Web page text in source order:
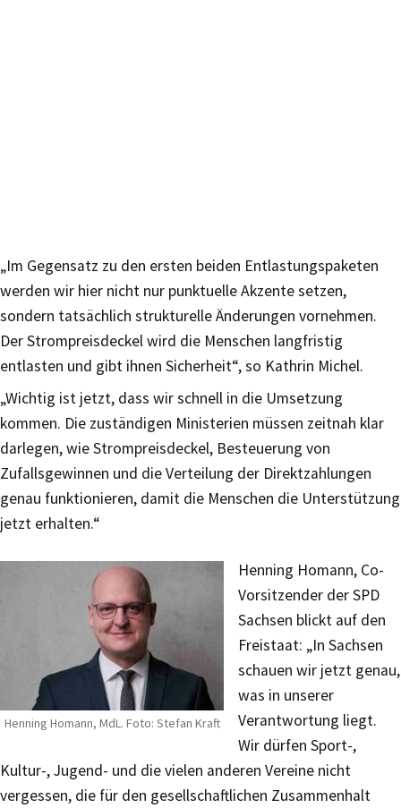
„Im Gegensatz zu den ersten beiden Entlastungspaketen
werden wir hier nicht nur punktuelle Akzente setzen,
sondern tatsächlich strukturelle Änderungen vornehmen.
Der Strompreisdeckel wird die Menschen langfristig
entlasten und gibt ihnen Sicherheit“, so Kathrin Michel.
„Wichtig ist jetzt, dass wir schnell in die Umsetzung
kommen. Die zuständigen Ministerien müssen zeitnah klar
darlegen, wie Strompreisdeckel, Besteuerung von
Zufallsgewinnen und die Verteilung der Direktzahlungen
genau funktionieren, damit die Menschen die Unterstützung
jetzt erhalten.“
Henning Homann, MdL. Foto: Stefan Kraft
Henning Homann, Co-
Vorsitzender der SPD
Sachsen blickt auf den
Freistaat: „In Sachsen
schauen wir jetzt genau,
was in unserer
Verantwortung liegt.
Wir dürfen Sport-,
Kultur-, Jugend- und die vielen anderen Vereine nicht
vergessen, die für den gesellschaftlichen Zusammenhalt